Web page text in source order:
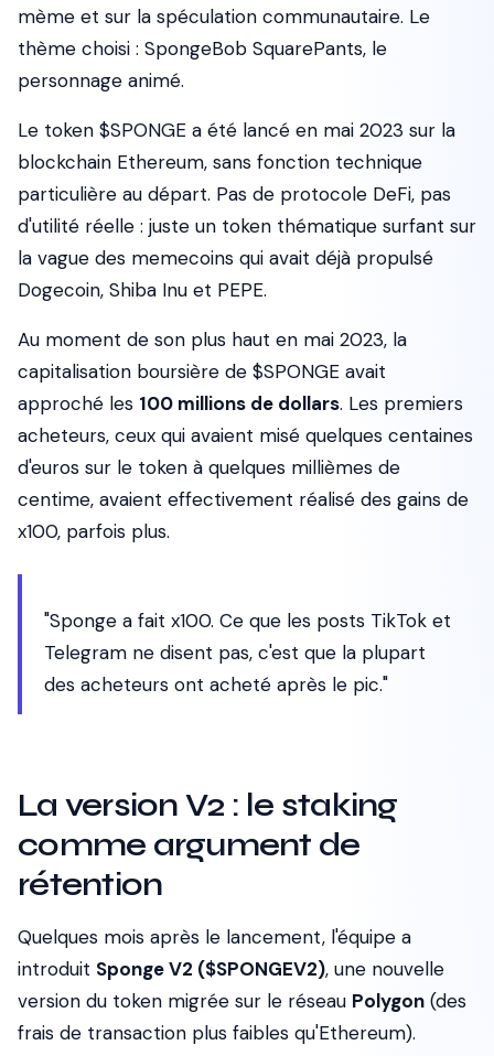
mème et sur la spéculation communautaire. Le
thème choisi : SpongeBob SquarePants, le
personnage animé.
Le token $SPONGE a été lancé en mai 2023 sur la
blockchain Ethereum, sans fonction technique
particulière au départ. Pas de protocole DeFi, pas
d'utilité réelle : juste un token thématique surfant sur
la vague des memecoins qui avait déjà propulsé
Dogecoin, Shiba Inu et PEPE.
Au moment de son plus haut en mai 2023, la
capitalisation boursière de $SPONGE avait
approché les 100 millions de dollars. Les premiers
acheteurs, ceux qui avaient misé quelques centaines
d'euros sur le token à quelques millièmes de
centime, avaient effectivement réalisé des gains de
x100, parfois plus.
"Sponge a fait x100. Ce que les posts TikTok et
Telegram ne disent pas, c'est que la plupart
des acheteurs ont acheté après le pic."
La version V2 : le staking
comme argument de
rétention
Quelques mois après le lancement, l'équipe a
introduit Sponge V2 ($SPONGEV2), une nouvelle
version du token migrée sur le réseau Polygon (des
frais de transaction plus faibles qu'Ethereum).